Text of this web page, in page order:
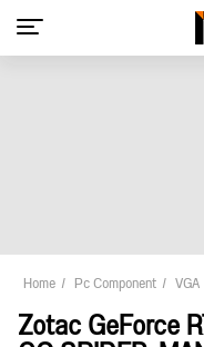
Home Pc Component VGA
Zotac GeForce